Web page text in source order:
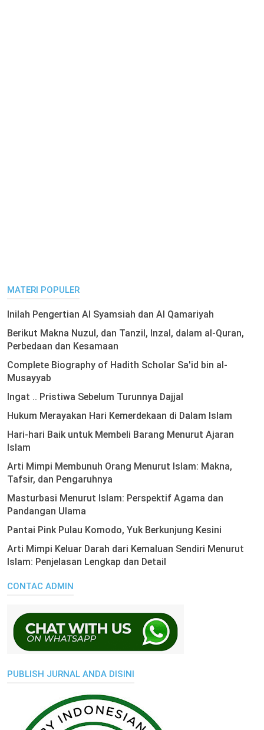
MATERI POPULER
Inilah Pengertian Al Syamsiah dan Al Qamariyah
Berikut Makna Nuzul, dan Tanzil, Inzal, dalam al-Quran,
Perbedaan dan Kesamaan
Complete Biography of Hadith Scholar Sa'id bin al-
Musayyab
Ingat .. Pristiwa Sebelum Turunnya Dajjal
Hukum Merayakan Hari Kemerdekaan di Dalam Islam
Hari-hari Baik untuk Membeli Barang Menurut Ajaran
Islam
Arti Mimpi Membunuh Orang Menurut Islam: Makna,
Tafsir, dan Pengaruhnya
Masturbasi Menurut Islam: Perspektif Agama dan
Pandangan Ulama
Pantai Pink Pulau Komodo, Yuk Berkunjung Kesini
Arti Mimpi Keluar Darah dari Kemaluan Sendiri Menurut
Islam: Penjelasan Lengkap dan Detail
CONTAC ADMIN
PUBLISH JURNAL ANDA DISINI